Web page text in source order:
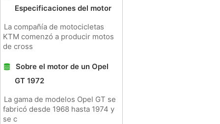
Especificaciones del motor
La compañía de motocicletas
KTM comenzó a producir motos
de cross
Sobre el motor de un Opel
GT 1972
La gama de modelos Opel GT se
fabricó desde 1968 hasta 1974 y
se c